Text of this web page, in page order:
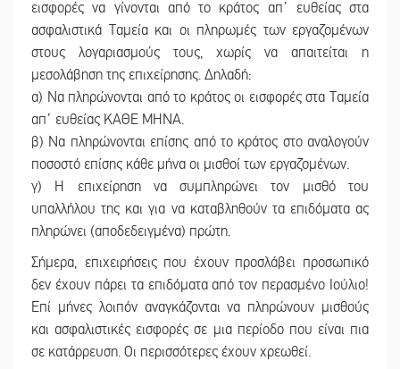
εισφορές να γίνονται από το κράτος απ΄ ευθείας στα
ασφαλιστικά Ταμεία και οι πληρωμές των εργαζομένων
στους λογαριασμούς τους, χωρίς να απαιτείται η
μεσολάβηση της επιχείρησης. Δηλαδή:
α) Να πληρώνονται από το κράτος οι εισφορές στα Ταμεία
απ΄ ευθείας ΚΑΘΕ ΜΗΝΑ.
β) Να πληρώνονται επίσης από το κράτος στο αναλογούν
ποσοστό επίσης κάθε μήνα οι μισθοί των εργαζομένων.
γ) Η επιχείρηση να συμπληρώνει τον μισθό του
υπαλλήλου της και για να καταβληθούν τα επιδόματα ας
πληρώνει (αποδεδειγμένα) πρώτη.
Σήμερα, επιχειρήσεις που έχουν προσλάβει προσωπικό
δεν έχουν πάρει τα επιδόματα από τον περασμένο Ιούλιο!
Επί μήνες λοιπόν αναγκάζονται να πληρώνουν μισθούς
και ασφαλιστικές εισφορές σε μια περίοδο που είναι πια
σε κατάρρευση. Οι περισσότερες έχουν χρεωθεί.